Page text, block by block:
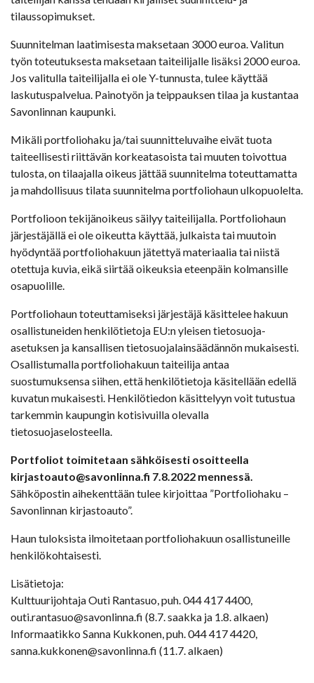
tilaussopimukset.
Suunnitelman laatimisesta maksetaan 3000 euroa. Valitun
työn toteutuksesta maksetaan taiteilijalle lisäksi 2000 euroa.
Jos valitulla taiteilijalla ei ole Y-tunnusta, tulee käyttää
laskutuspalvelua. Painotyön ja teippauksen tilaa ja kustantaa
Savonlinnan kaupunki.
Mikäli portfoliohaku ja/tai suunnitteluvaihe eivät tuota
taiteellisesti riittävän korkeatasoista tai muuten toivottua
tulosta, on tilaajalla oikeus jättää suunnitelma toteuttamatta
ja mahdollisuus tilata suunnitelma portfoliohaun ulkopuolelta.
Portfolioon tekijänoikeus säilyy taiteilijalla. Portfoliohaun
järjestäjällä ei ole oikeutta käyttää, julkaista tai muutoin
hyödyntää portfoliohakuun jätettyä materiaalia tai niistä
otettuja kuvia, eikä siirtää oikeuksia eteenpäin kolmansille
osapuolille.
Portfoliohaun toteuttamiseksi järjestäjä käsittelee hakuun
osallistuneiden henkilötietoja EU:n yleisen tietosuoja-
asetuksen ja kansallisen tietosuojalainsäädännön mukaisesti.
Osallistumalla portfoliohakuun taiteilija antaa
suostumuksensa siihen, että henkilötietoja käsitellään edellä
kuvatun mukaisesti. Henkilötiedon käsittelyyn voit tutustua
tarkemmin kaupungin kotisivuilla olevalla
tietosuojaselosteella.
Portfoliot toimitetaan sähköisesti osoitteella
kirjastoauto@savonlinna.fi 7.8.2022 mennessä.
Sähköpostin aihekenttään tulee kirjoittaa ”Portfoliohaku –
Savonlinnan kirjastoauto”.
Haun tuloksista ilmoitetaan portfoliohakuun osallistuneille
henkilökohtaisesti.
Lisätietoja:
Kulttuurijohtaja Outi Rantasuo, puh. 044 417 4400,
outi.rantasuo@savonlinna.fi (8.7. saakka ja 1.8. alkaen)
Informaatikko Sanna Kukkonen, puh. 044 417 4420,
sanna.kukkonen@savonlinna.fi (11.7. alkaen)